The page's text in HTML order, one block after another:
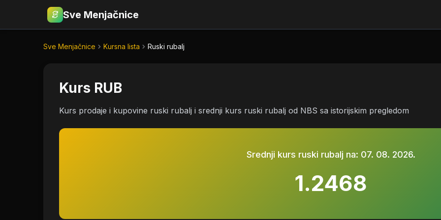
€RSD Sve Menjačnice
Sve Menjačnice Kursna lista Ruski rubalj
Kurs RUB
Kurs prodaje i kupovine ruski rubalj i srednji kurs ruski rubalj od NBS sa istorijskim pregledom
Srednji kurs ruski rubalj na: 07. 08. 2026.
1.2468